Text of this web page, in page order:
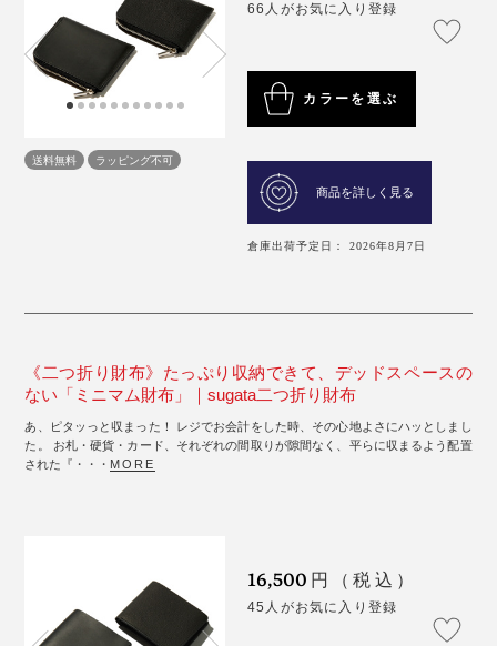
送料無料 ラッピング不可
66人がお気に入り登録
カラーを選ぶ
商品を詳しく見る
倉庫出荷予定日： 2026年8月7日
《二つ折り財布》たっぷり収納できて、デッドスペースの
ない「ミニマム財布」｜sugata二つ折り財布
あ、ピタッっと収まった！ レジでお会計をした時、その心地よさにハッとしまし
た。 お札・硬貨・カード、それぞれの間取りが隙間なく、平らに収まるよう配置
された『・・・ MORE
16,500 円（税込）
45人がお気に入り登録